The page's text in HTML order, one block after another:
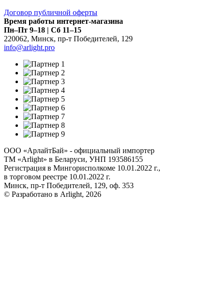
Договор публичной оферты
Время работы интернет-магазина
Пн–Пт 9–18 | Сб 11–15
220062, Минск, пр-т Победителей, 129
info@arlight.pro
ООО «АрлайтБай» - официальный импортер
ТМ «Arlight» в Беларуси, УНП 193586155
Регистрация в Мингорисполкоме 10.01.2022 г.,
в торговом реестре 10.01.2022 г.
Минск, пр-т Победителей, 129, оф. 353
© Разработано в Arlight, 2026